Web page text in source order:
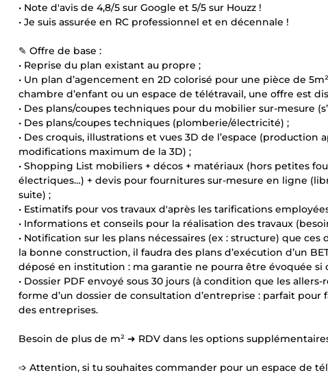
• Note d'avis de 4,8/5 sur Google et 5/5 sur Houzz !
• Je suis assurée en RC professionnel et en décennale !
✎ Offre de base :
• Reprise du plan existant au propre ;
• Un plan d’agencement en 2D colorisé pour une pièce de
chambre d’enfant ou un espace de télétravail, une offre est
• Des plans/coupes techniques pour du mobilier sur-mesure
• Des plans/coupes techniques (plomberie/électricité) ;
• Des croquis, illustrations et vues 3D de l’espace
modifications maximum de la 3D) ;
• Shopping List mobiliers + décos + matériaux (hors petites
électriques…) + devis pour fournitures sur-mesure en ligne
suite) ;
• Estimatifs pour vos travaux d'après les tarifications
• Informations et conseils pour la réalisation des travaux
• Notification sur les plans nécessaires (ex : structure) que
la bonne construction, il faudra des plans d’exécution d’un
déposé en institution : ma garantie ne pourra être évoquée
• Dossier PDF envoyé sous 30 jours (à condition que les
forme d’un dossier de consultation d’entreprise : parfait
des entreprises.
Besoin de plus de m² ➜ RDV dans les options
➩ Attention, si tu souhaites commander pour un espace de